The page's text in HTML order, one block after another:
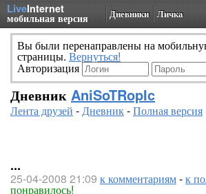
LiveInternet
мобильная версия Дневники Личка
Вы были перенаправлены на
страницы. Вернуться!
Авторизация
Дневник AniSoTRopIc
Лента друзей -Дневник-Полная версия
...
25-04-2008 21:09 к комментариям-к
понравилось!